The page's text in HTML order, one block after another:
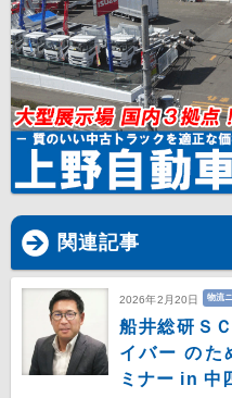
関連記事
2026年2月20日 物流
船井総研Ｓ
イバー のた
ミナー in 中